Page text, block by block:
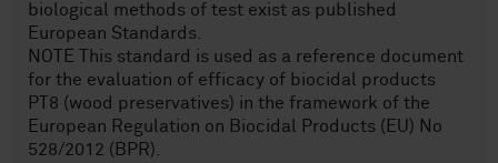
biological methods of test exist as published
European Standards.
NOTE This standard is used as a reference document
for the evaluation of efficacy of biocidal products
PT8 (wood preservatives) in the framework of the
European Regulation on Biocidal Products (EU) No
528/2012 (BPR).